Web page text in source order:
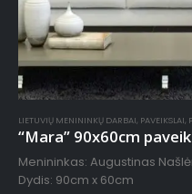
LIETUVIŲ MENININKŲ DARBAI, PAVEIKSLAI,
“Mara” 90x60cm
Menininkas: Augustinas
Dydis: 90cm x 60cm